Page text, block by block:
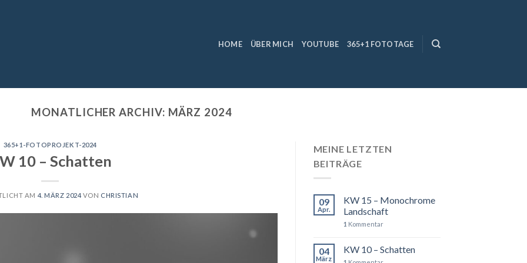
HOME ÜBER MICH YOUTUBE 365+1 FOTOTAGE
MONATLICHER ARCHIV: MÄRZ 2024
365+1-FOTOPROJEKT-2024
10 – Schatten
AM 4. MÄRZ 2024 VON CHRISTIAN
MEINE LETZTEN
BEITRÄGE
09
Apr.
KW 15 – Monochrome
Landschaft
1 Kommentar
04
März
KW 10 – Schatten